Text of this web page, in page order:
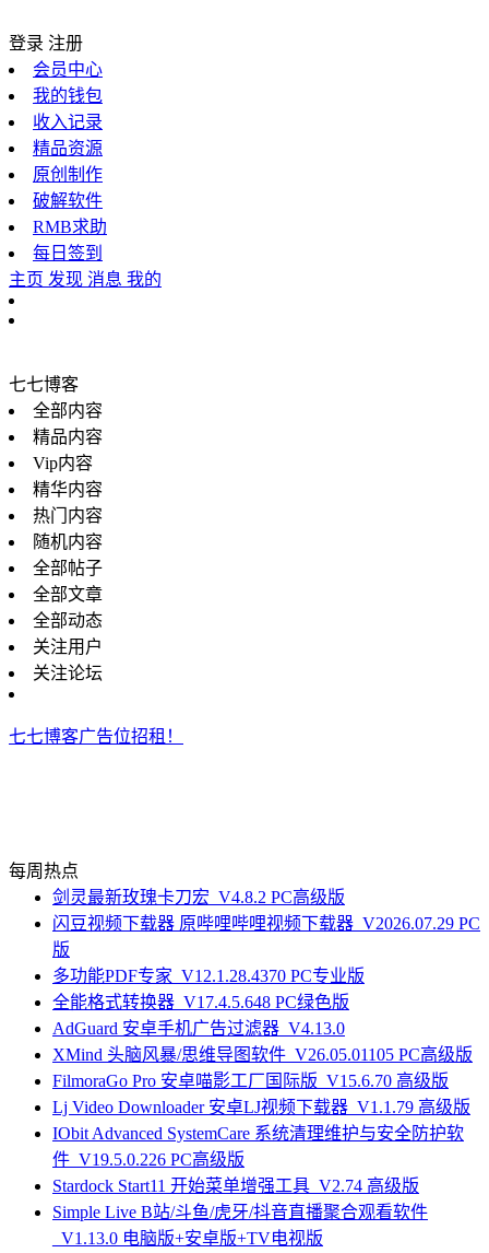
登录 注册
会员中心
我的钱包
收入记录
精品资源
原创制作
破解软件
RMB求助
每日签到
主页 发现 消息 我的
七七博客
全部内容
精品内容
Vip内容
精华内容
热门内容
随机内容
全部帖子
全部文章
全部动态
关注用户
关注论坛
七七博客广告位招租！
每周热点
剑灵最新玫瑰卡刀宏_V4.8.2 PC高级版
闪豆视频下载器 原哔哩哔哩视频下载器_V2026.07.29 PC
版
多功能PDF专家_V12.1.28.4370 PC专业版
全能格式转换器_V17.4.5.648 PC绿色版
AdGuard 安卓手机广告过滤器_V4.13.0
XMind 头脑风暴/思维导图软件_V26.05.01105 PC高级版
FilmoraGo Pro 安卓喵影工厂国际版_V15.6.70 高级版
Lj Video Downloader 安卓LJ视频下载器_V1.1.79 高级版
IObit Advanced SystemCare 系统清理维护与安全防护软
件_V19.5.0.226 PC高级版
Stardock Start11 开始菜单增强工具_V2.74 高级版
Simple Live B站/斗鱼/虎牙/抖音直播聚合观看软件
_V1.13.0 电脑版+安卓版+TV电视版